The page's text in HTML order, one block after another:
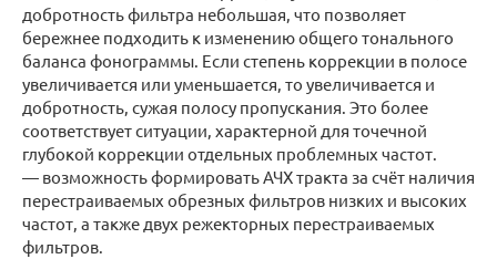
добротность фильтра небольшая, что позволяет
бережнее подходить к изменению общего тонального
баланса фонограммы. Если степень коррекции в полосе
увеличивается или уменьшается, то увеличивается и
добротность, сужая полосу пропускания. Это более
соответствует ситуации, характерной для точечной
глубокой коррекции отдельных проблемных частот.
— возможность формировать АЧХ тракта за счёт наличия
перестраиваемых обрезных фильтров низких и высоких
частот, а также двух режекторных перестраиваемых
фильтров.